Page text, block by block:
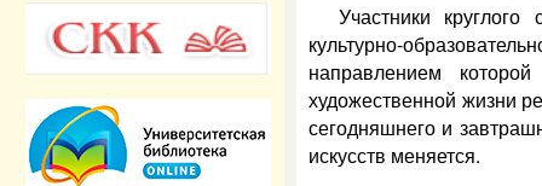
Участники
культурно-
направлением
художественной жизни
сегодняшнего и
искусств меняется.